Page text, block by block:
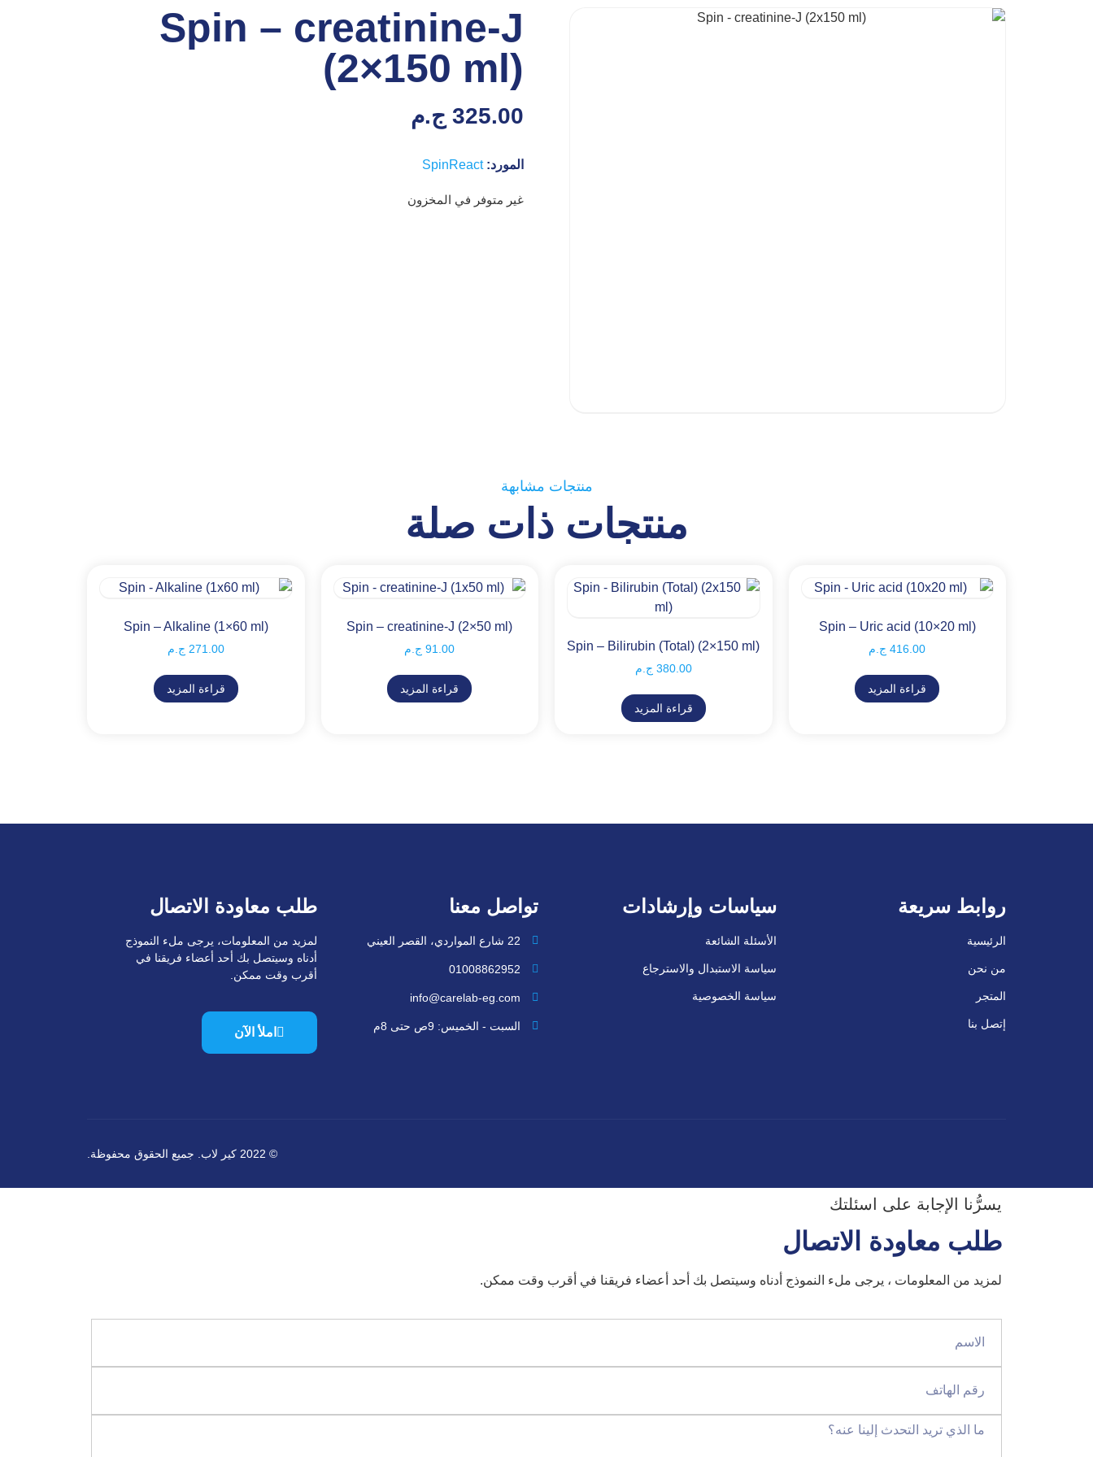
Spin – creatinine-J
(2×150 ml)
325.00 ج.م
المورد: SpinReact
غير متوفر في المخزون
منتجات مشابهة
منتجات ذات صلة
Spin – Uric acid (10×20 ml)
416.00 ج.م
قراءة المزيد
Spin – Bilirubin (Total) (2×150 ml)
380.00 ج.م
قراءة المزيد
Spin – creatinine-J (2×50 ml)
91.00 ج.م
قراءة المزيد
Spin – Alkaline (1×60 ml)
271.00 ج.م
قراءة المزيد
روابط سريعة
الرئيسية
من نحن
المتجر
إتصل بنا
سياسات وإرشادات
الأسئلة الشائعة
سياسة الاستبدال والاسترجاع
سياسة الخصوصية
تواصل معنا
22 شارع المواردي، القصر العيني
01008862952
info@carelab-eg.com
السبت - الخميس: 9ص حتى 8م
طلب معاودة الاتصال
لمزيد من المعلومات، يرجى ملء النموذج
أدناه وسيتصل بك أحد أعضاء فريقنا في
أقرب وقت ممكن.
املأ الآن
© 2022 كير لاب. جميع الحقوق محفوظة.
يسرُّنا الإجابة على اسئلتك
طلب معاودة الاتصال
لمزيد من المعلومات ، يرجى ملء النموذج أدناه وسيتصل بك أحد أعضاء فريقنا في أقرب وقت ممكن.